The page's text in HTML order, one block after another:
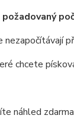
chcete
náhled